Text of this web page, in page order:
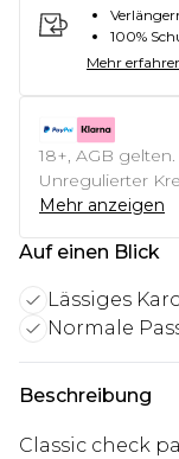
100%
Mehr
18+, AGB
Unregulierter
Mehr anzeigen
Auf einen Blick
Lässiges
Normale
Beschreibung
Classic check